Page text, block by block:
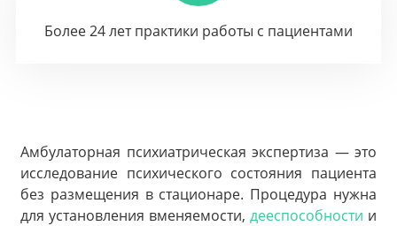
Более 24 лет практики работы с пациентами
Амбулаторная психиатрическая экспертиза — это
исследование психического состояния пациента
без размещения в стационаре. Процедура нужна
для установления вменяемости, дееспособности и